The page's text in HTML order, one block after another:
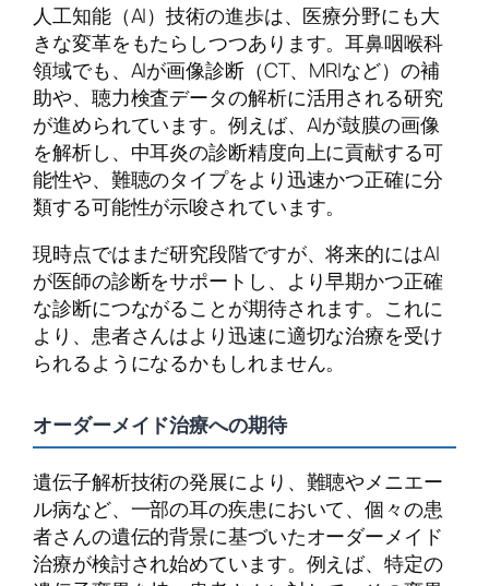
人工知能（AI）技術の進歩は、医療分野にも大
きな変革をもたらしつつあります。耳鼻咽喉科
領域でも、AIが画像診断（CT、MRIなど）の補
助や、聴力検査データの解析に活用される研究
が進められています。例えば、AIが鼓膜の画像
を解析し、中耳炎の診断精度向上に貢献する可
能性や、難聴のタイプをより迅速かつ正確に分
類する可能性が示唆されています。
現時点ではまだ研究段階ですが、将来的にはAI
が医師の診断をサポートし、より早期かつ正確
な診断につながることが期待されます。これに
より、患者さんはより迅速に適切な治療を受け
られるようになるかもしれません。
オーダーメイド治療への期待
遺伝子解析技術の発展により、難聴やメニエー
ル病など、一部の耳の疾患において、個々の患
者さんの遺伝的背景に基づいたオーダーメイド
治療が検討され始めています。例えば、特定の